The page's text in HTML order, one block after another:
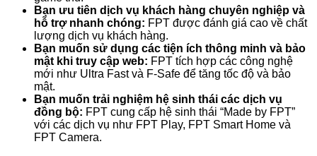
Bạn ưu tiên dịch vụ khách hàng chuyên nghiệp và
hỗ trợ nhanh chóng: FPT được đánh giá cao về chất
lượng dịch vụ khách hàng.
Bạn muốn sử dụng các tiện ích thông minh và bảo
mật khi truy cập web: FPT tích hợp các công nghệ
mới như Ultra Fast và F-Safe để tăng tốc độ và bảo
mật.
Bạn muốn trải nghiệm hệ sinh thái các dịch vụ
đồng bộ: FPT cung cấp hệ sinh thái “Made by FPT”
với các dịch vụ như FPT Play, FPT Smart Home và
FPT Camera.